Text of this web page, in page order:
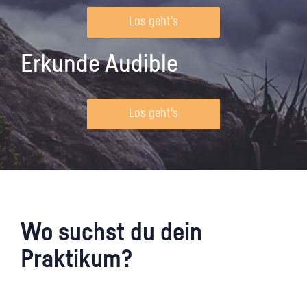
Los geht's
Erkunde Audible
Los geht's
Wo suchst du dein
Praktikum?